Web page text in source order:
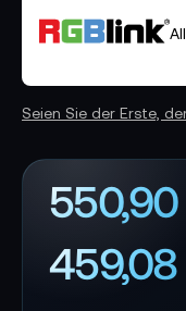
Seien Sie der Erste,